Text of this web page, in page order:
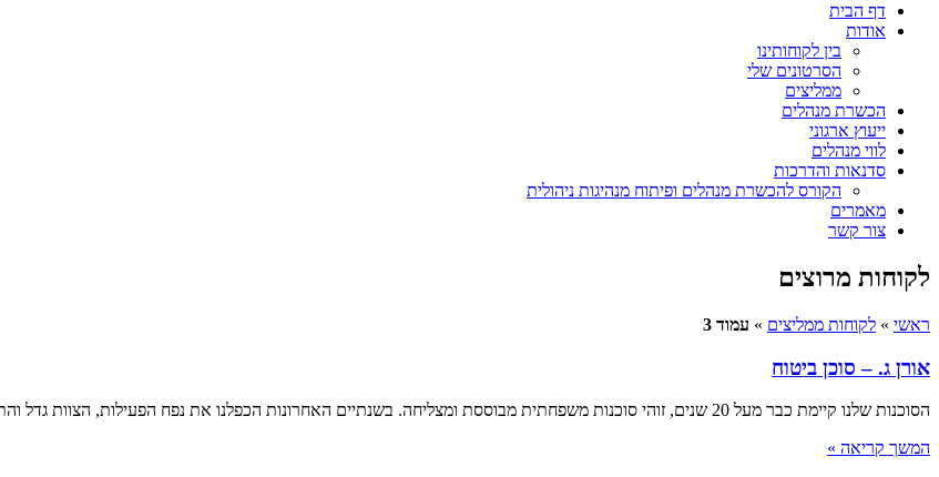
דף הבית
אודות
בין לקוחותינו
הסרטונים שלי
ממליצים
הכשרת מנהלים
ייעוץ ארגוני
לווי מנהלים
סדנאות והדרכות
הקורס להכשרת מנהלים ופיתוח מנהיגות ניהולית
מאמרים
צור קשר
לקוחות מרוצים
ראשי » לקוחות ממליצים » עמוד 3
אורן ג. – סוכן ביטוח
הסוכנות שלנו קיימת כבר מעל 20 שנים, זוהי סוכנות משפחתית מבוססת ומצליחה. בשנתיים האחרונות הכפלנו את נפח הפעילות, הצוות גדל והתרחבנו לנישות נוספות. נעזרנו בגילי
המשך קריאה »